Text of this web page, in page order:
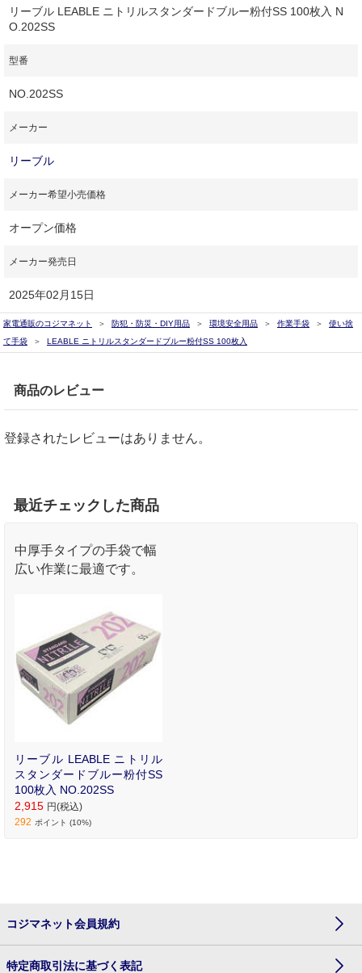
リーブル LEABLE ニトリルスタンダードブルー粉付SS 100枚入 N
O.202SS
型番
NO.202SS
メーカー
リーブル
メーカー希望小売価格
オープン価格
メーカー発売日
2025年02月15日
家電通販のコジマネット 防犯・防災・DIY用品 環境安全用品 作業手袋
使い捨
て手袋
LEABLE ニトリルスタンダードブルー粉付SS 100枚入
商品のレビュー
登録されたレビューはありません。
最近チェックした商品
中厚手タイプの手袋で幅
広い作業に最適です。
リーブル LEABLE ニトリル
スタンダードブルー粉付SS
100枚入 NO.202SS
2,915 円(税込)
292 ポイント (10%)
コジマネット会員規約
特定商取引法に基づく表記